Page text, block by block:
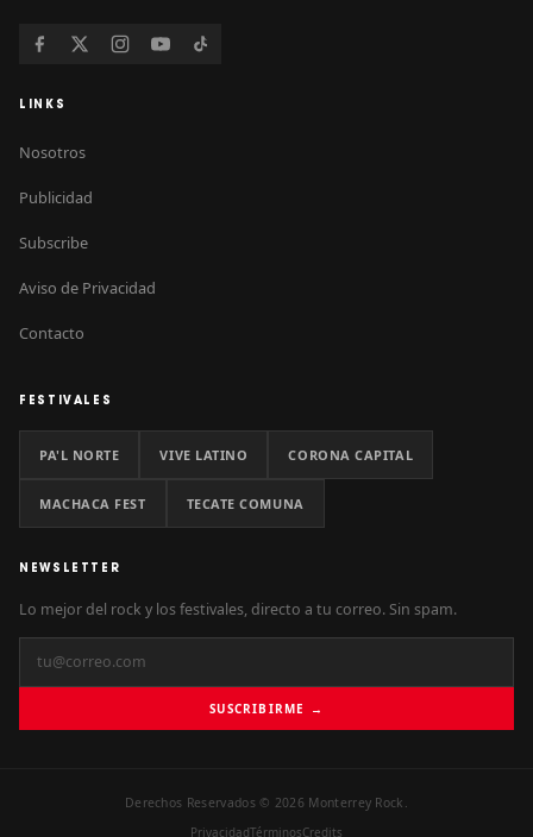
LINKS
Nosotros
Publicidad
Subscribe
Aviso de Privacidad
Contacto
FESTIVALES
PA'L NORTE VIVE LATINO CORONA CAPITAL
MACHACA FEST TECATE COMUNA
NEWSLETTER
Lo mejor del rock y los festivales, directo a tu correo. Sin spam.
SUSCRIBIRME →
Derechos Reservados © 2026 Monterrey Rock.
PrivacidadTérminosCredits